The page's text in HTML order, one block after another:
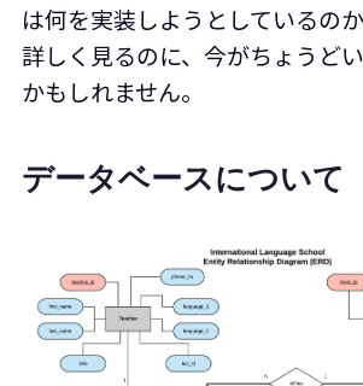
は何を実装しようとしているの
詳しく見るのに、今がちょうど
かもしれません。
データベースについて